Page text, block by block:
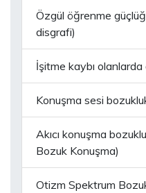
Özgül öğrenme
disgrafi)
İşitme kaybı
Konuşma sesi
Akıcı konuşma
Bozuk Konuşma)
Otizm Spektrum